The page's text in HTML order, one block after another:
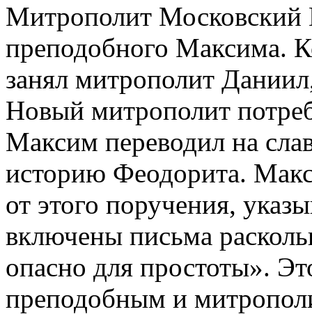
Митрополит Московский
преподобного Максима.
занял митрополит
Новый митрополит
Максим переводил на
историю Феодорита.
от этого поручения,
включены письма
опасно для простоты».
преподобным и